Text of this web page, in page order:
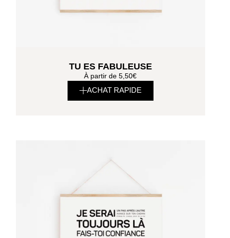
TU ES FABULEUSE
À partir de5,50€
ACHAT RAPIDE